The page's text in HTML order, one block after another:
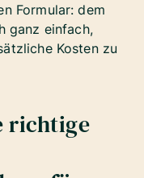
Formular: dem
ganz einfach,
Kosten zu
richtige